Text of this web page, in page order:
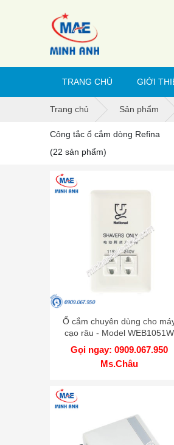
TRANG CHỦ GIỚI
Trang chủ Sản phẩm
Công tắc ổ cắm dòng Refina
(22 sản phẩm)
Ổ cắm chuyên dùng cho
cạo râu - Model WEB1051W
Gọi ngay: 0909.067.950
Ms.Châu